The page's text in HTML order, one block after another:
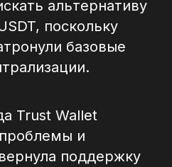
альтернативу
поскольку
базовые
Trust Wallet
и
поддержку